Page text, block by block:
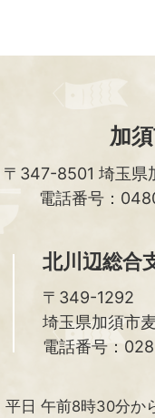
加
〒347-8501 埼玉県
電話番号：
北川辺総合
〒349-1292
埼玉県加須市
電話番号：
平日 午前8時30分か